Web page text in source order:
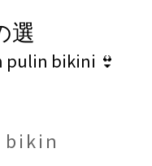
選
pulin bikini 👙